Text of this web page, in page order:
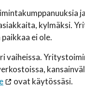
kylmäksi.
ei ole.
vaiheissa.
ovat käytössäsi.